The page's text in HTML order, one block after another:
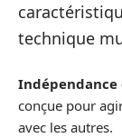
technique
Indépendance
conçue pour
avec les autres.